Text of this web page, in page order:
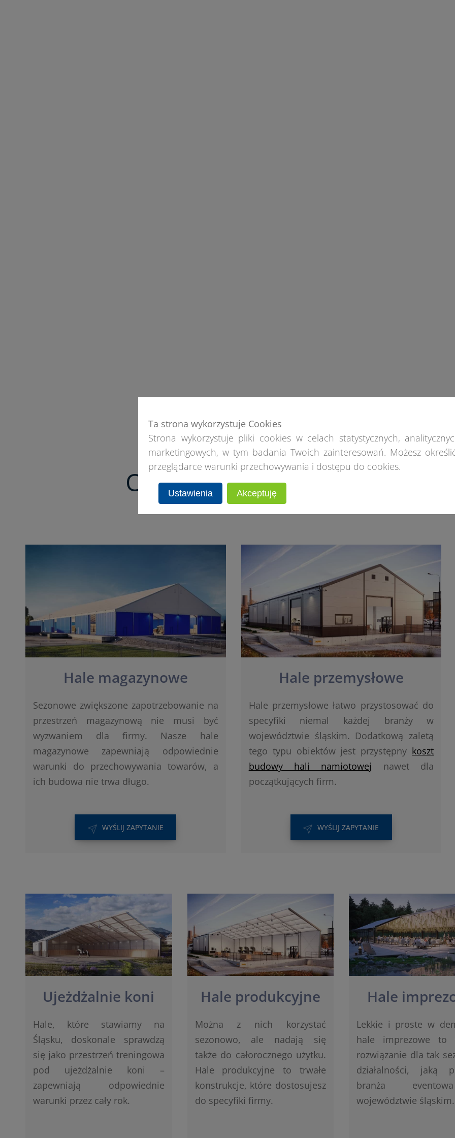
Oferta hal namiotowych dla
Hale magazynowe
Sezonowe zwiększone zapotrzebowanie na
przestrzeń magazynową nie musi być
wyzwaniem dla firmy. Nasze hale
magazynowe zapewniają odpowiednie
warunki do przechowywania towarów, a
ich budowa nie trwa długo.
WYŚLIJ ZAPYTANIE
Hale przemysłowe
Hale przemysłowe łatwo przystosować do
specyfiki niemal każdej branży w
województwie śląskim. Dodatkową zaletą
tego typu obiektów jest przystępny koszt
budowy hali namiotowej
nawet dla
początkujących firm.
WYŚLIJ ZAPYTANIE
Ujeżdżalnie koni
Hale, które stawiamy na
Śląsku, doskonale sprawdzą
się jako przestrzeń treningowa
pod ujeżdżalnie koni –
zapewniają odpowiednie
warunki przez cały rok.
Hale produkcyjne
Można z nich korzystać
sezonowo, ale nadają się
także do całorocznego użytku.
Hale produkcyjne to trwałe
konstrukcje, które dostosujesz
do specyfiki firmy.
Hale
Lekkie i proste w
hale imprezowe to
rozwiązanie dla tak
działalności, jaką
branża
województwie śląskim.
Ta strona wykorzystuje Cookies
Strona wykorzystuje pliki cookies w celach statystycznych,
marketingowych, w tym badania Twoich zainteresowań. Możesz
przeglądarce warunki przechowywania i dostępu do cookies.
Ustawienia Akceptuję